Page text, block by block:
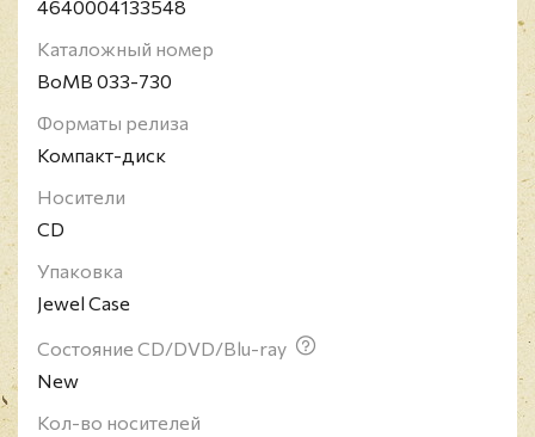
4640004133548
Каталожный номер
BoMB 033-730
Форматы релиза
Компакт-диск
Носители
CD
Упаковка
Jewel Case
Состояние CD/DVD/Blu-ray
New
Кол-во носителей